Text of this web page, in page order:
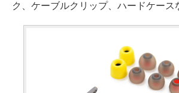
ク、ケーブルクリップ、ハードケース